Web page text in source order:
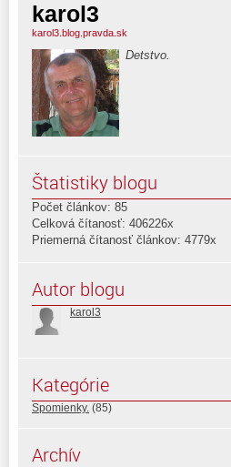
karol3
karol3.blog.pravda.sk
Detstvo.
Štatistiky blogu
Počet článkov: 85
Celková čítanosť: 406226x
Priemerná čítanosť článkov: 4779x
Autor blogu
karol3
Kategórie
Spomienky. (85)
Archív